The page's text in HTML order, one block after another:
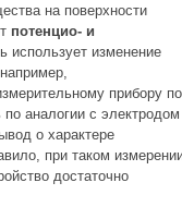
на поверхности
потенцио- и
использует изменение
прибору по
аналогии с электродом
о характере
при таком
достаточно